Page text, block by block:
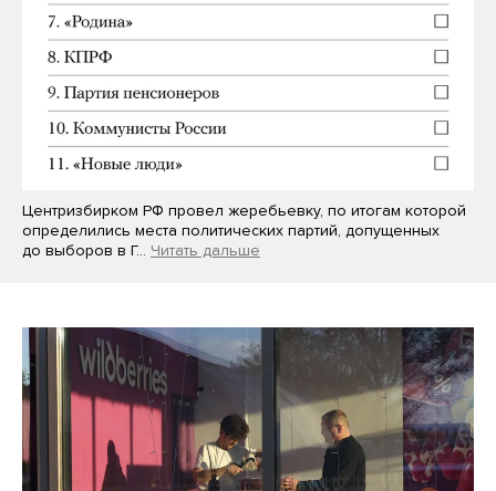
Центризбирком РФ провел жеребьевку, по итогам которой
определились места политических партий, допущенных
до выборов в Г… Читать дальше